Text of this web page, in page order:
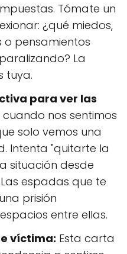
Tómate un
¿qué miedos,
o pensamientos
La
tuya.
para ver las
cuando nos sentimos
solo vemos una
Intenta "quitarte la
situación desde
espadas que te
prisión
entre ellas.
víctima: Esta carta